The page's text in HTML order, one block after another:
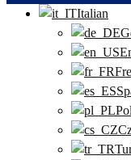
Italian